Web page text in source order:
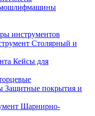
инструментов
Столярный и
Кейсы для
Защитные покрытия и
Шарнирно-